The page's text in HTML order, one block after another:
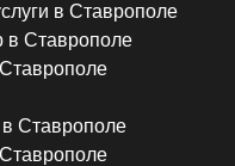
в Ставрополе
в Ставрополе
Ставрополе